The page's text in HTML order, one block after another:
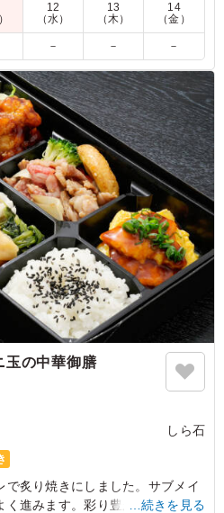
12
（水）
13
（木）
14
（金）
－ － －
玉の中華御膳
しら石
炙り焼きにしました。サブメイ
く進みます。彩り豊かな副菜とと
…続きを見る